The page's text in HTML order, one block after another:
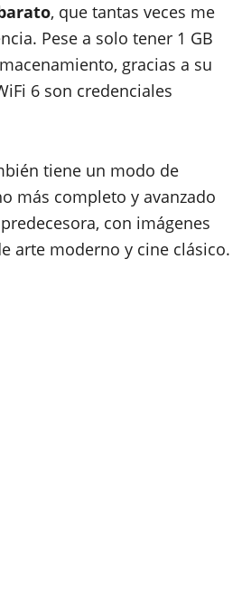
, que tantas veces me
Pese a solo tener 1 GB
gracias a su
6 son credenciales
tiene un modo de
más completo y avanzado
con imágenes
arte moderno y cine clásico.